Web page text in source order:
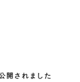
開されました